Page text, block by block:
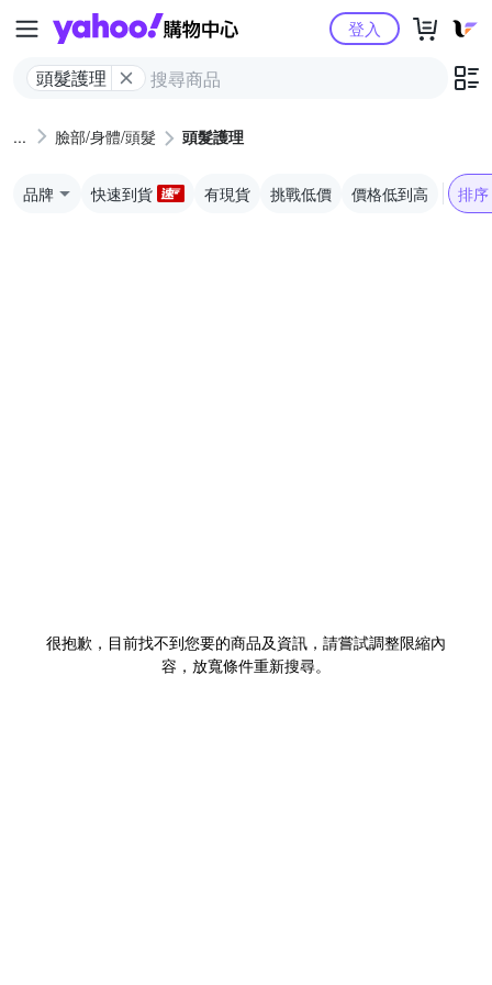
Yahoo購物中心
頭髮護理
登入
臉部/身體/頭髮 頭髮護理
品牌 快速到貨 有現貨 挑戰低價 價格低到高 排序
很抱歉，目前找不到您要的商品及資訊，請嘗試調整限縮內
容，放寬條件重新搜尋。